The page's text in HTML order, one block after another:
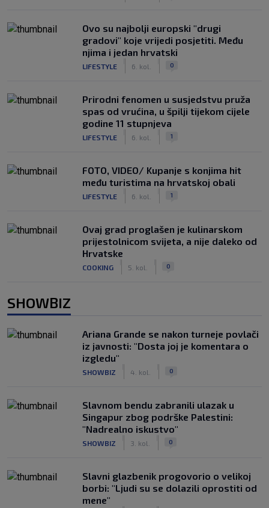
Ovo su najbolji europski "drugi
gradovi" koje vrijedi posjetiti. Među
njima i jedan hrvatski
LIFESTYLE 6. kol. 0
Prirodni fenomen u susjedstvu pruža
spas od vrućina, u špilji tijekom cijele
godine 11 stupnjeva
LIFESTYLE 6. kol. 1
FOTO, VIDEO/ Kupanje s konjima hit
među turistima na hrvatskoj obali
LIFESTYLE 6. kol. 1
Ovaj grad proglašen je kulinarskom
prijestolnicom svijeta, a nije daleko od
Hrvatske
COOKING 5. kol. 0
SHOWBIZ
Ariana Grande se nakon turneje povlači
iz javnosti: "Dosta joj je komentara o
izgledu"
SHOWBIZ 4. kol. 0
Slavnom bendu zabranili ulazak u
Singapur zbog podrške Palestini:
"Nadrealno iskustvo"
SHOWBIZ 3. kol. 0
Slavni glazbenik progovorio o velikoj
borbi: "Ljudi su se dolazili oprostiti od
mene"